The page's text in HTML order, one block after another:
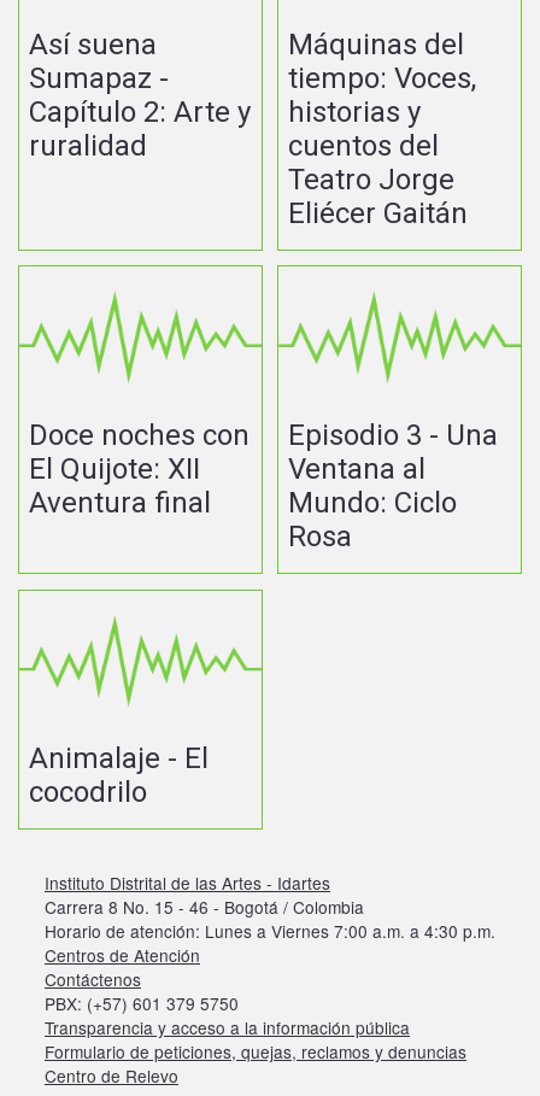
Así suena
Sumapaz -
Capítulo 2: Arte y
ruralidad
Máquinas del
tiempo: Voces,
historias y
cuentos del
Teatro Jorge
Eliécer Gaitán
Doce noches con
El Quijote: XII
Aventura final
Episodio 3 - Una
Ventana al
Mundo: Ciclo
Rosa
Animalaje - El
cocodrilo
Instituto Distrital de las Artes - Idartes
Carrera 8 No. 15 - 46 - Bogotá / Colombia
Horario de atención: Lunes a Viernes 7:00 a.m. a 4:30 p.m.
Centros de Atención
Contáctenos
PBX: (+57) 601 379 5750
Transparencia y acceso a la información pública
Formulario de peticiones, quejas, reclamos y denuncias
Centro de Relevo